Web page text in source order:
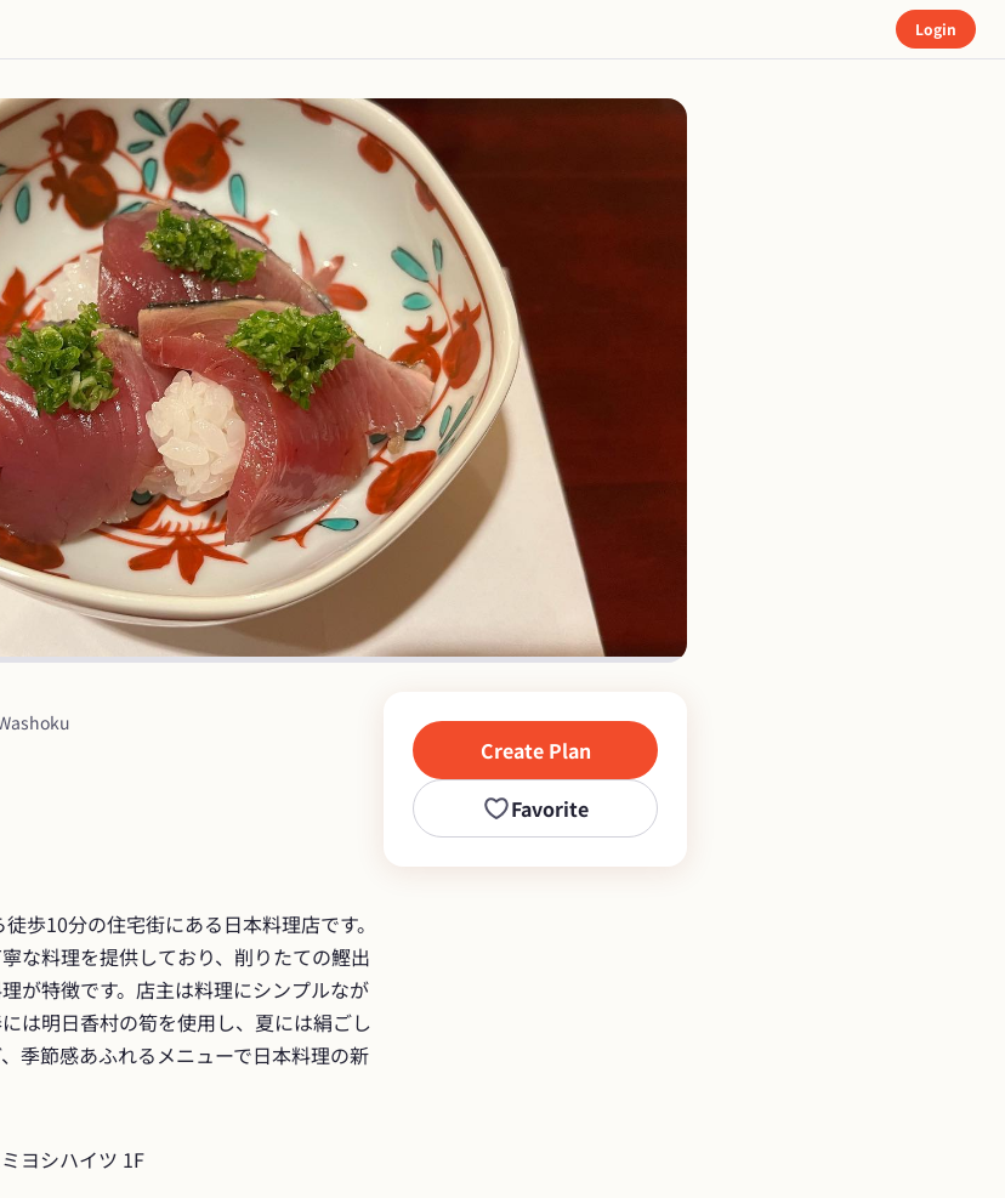
Login
歩10分の住宅街にある日本料理店です。
な料理を提供しており、削りたての鰹出
が特徴です。店主は料理にシンプルなが
は明日香村の筍を使用し、夏には絹ごし
季節感あふれるメニューで日本料理の新
ヨシハイツ 1F
Create Plan
Favorite